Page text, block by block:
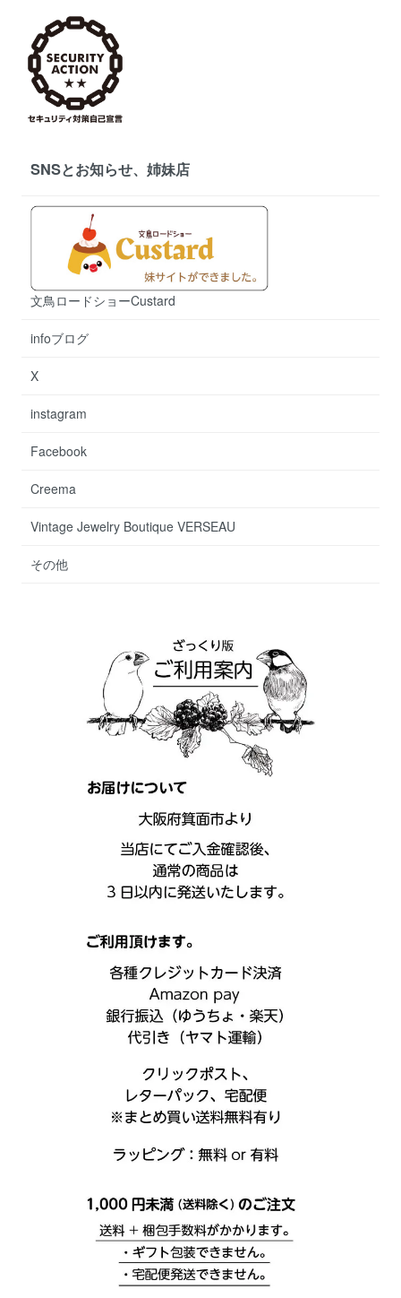
SNSとお知らせ、姉妹店
文鳥ロードショーCustard
infoブログ
X
instagram
Facebook
Creema
Vintage Jewelry Boutique VERSEAU
その他